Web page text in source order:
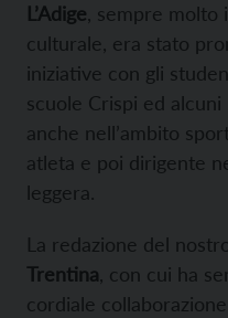
L’Adige , sempre
culturale, era stato
iniziative con gli
scuole Crispi ed
anche nell’ambito
atleta e poi dirigente
leggera.
La redazione del
Trentina , con cui ha
cordiale